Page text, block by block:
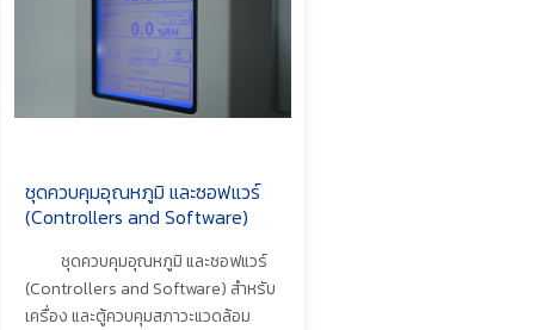
ชุดควบคุมอุณหภูมิ และซอฟแวร์
(Controllers and Software)
ชุดควบคุมอุณหภูมิ และซอฟแวร์
(Controllers and Software) สำหรับ
เครื่อง และตู้ควบคุมสภาวะแวดล้อม